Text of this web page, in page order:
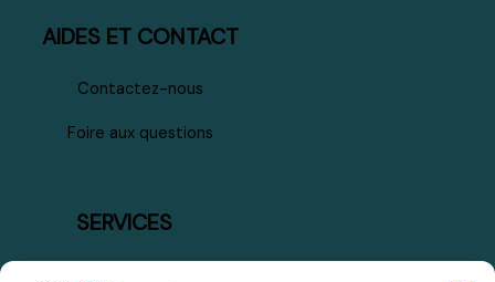
AIDES ET CONTACT
Contactez-nous
Foire aux questions
SERVICES